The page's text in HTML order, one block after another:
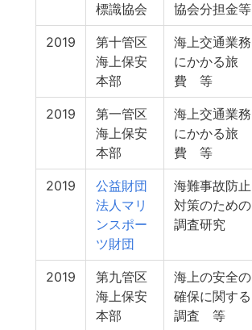
標識協会
協会分担金等
2019
第十管区
海上保安
本部
海上交通業務
にかかる旅
費 等
2019
第一管区
海上保安
本部
海上交通業務
にかかる旅
費 等
2019
公益財団
法人マリ
ンスポー
ツ財団
海難事故防止
対策のための
調査研究
2019
第九管区
海上保安
本部
海上の安全の
確保に関する
調査 等